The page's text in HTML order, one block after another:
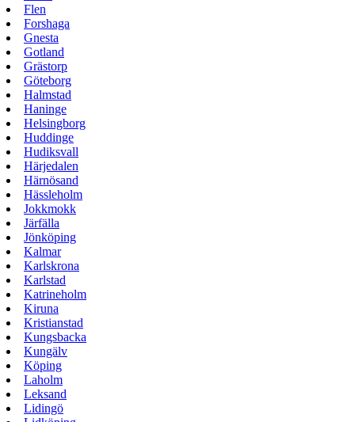
Flen
Forshaga
Gnesta
Gotland
Grästorp
Göteborg
Halmstad
Haninge
Helsingborg
Huddinge
Hudiksvall
Härjedalen
Härnösand
Hässleholm
Jokkmokk
Järfälla
Jönköping
Kalmar
Karlskrona
Karlstad
Katrineholm
Kiruna
Kristianstad
Kungsbacka
Kungälv
Köping
Laholm
Leksand
Lidingö